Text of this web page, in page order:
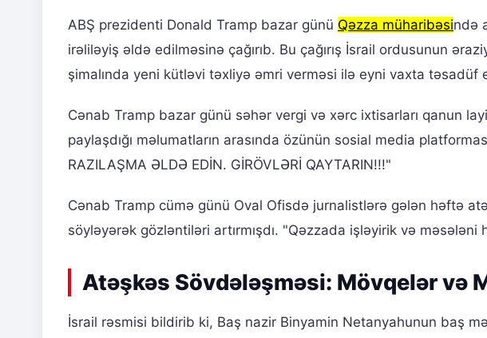
ABŞ prezidenti Donald Tramp bazar günü Qəzza müharibəsində
irəliləyiş əldə edilməsinə çağırıb. Bu çağırış İsrail ordusunun
şimalında yeni kütləvi təxliyə əmri verməsi ilə eyni vaxta təsadüf
Cənab Tramp bazar günü səhər vergi və xərc ixtisarları qanun
paylaşdığı məlumatların arasında özünün sosial media
RAZILAŞMA ƏLDƏ EDİN. GİRÖVLƏRİ QAYTARIN!!!"
Cənab Tramp cümə günü Oval Ofisdə jurnalistlərə gələn həftə
söyləyərək gözləntiləri artırmışdı. "Qəzzada işləyirik və məsələni
Atəşkəs Sövdələşməsi: Mövqelər və
İsrail rəsmisi bildirib ki, Baş nazir Binyamin Netanyahunun baş